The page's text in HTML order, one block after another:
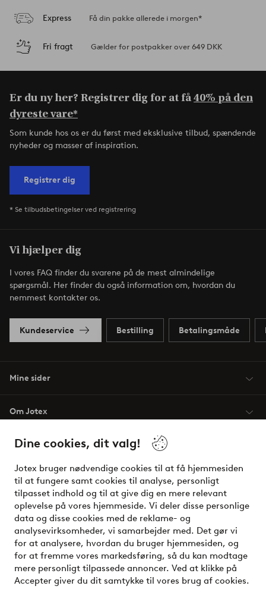
Dine cookies, dit valg!
Jotex bruger nødvendige cookies til at få hjemmesiden
til at fungere samt cookies til analyse, personligt
tilpasset indhold og til at give dig en mere relevant
oplevelse på vores hjemmeside. Vi deler disse personlige
data og disse cookies med de reklame- og
analysevirksomheder, vi samarbejder med. Det gør vi
for at analysere, hvordan du bruger hjemmesiden, og
for at fremme vores markedsføring, så du kan modtage
mere personligt tilpassede annoncer. Ved at klikke på
Accepter giver du dit samtykke til vores brug af cookies.
Express Få din pakke allerede i morgen*
Fri fragt Gælder for postpakker over 649 DKK
Er du ny her? Registrer dig for at få40% på den
dyreste vare*
Som kunde hos os er du først med eksklusive tilbud, spændende
nyheder og masser af inspiration.
Registrer dig
* Se tilbudsbetingelser ved registrering
Vi hjælper dig
I vores FAQ finder du svarene på de mest almindelige
spørgsmål. Her finder du også information om, hvordan du
nemmest kontakter os.
Kundeservice Bestilling Betalingsmåde
Mine sider
Om Jotex
Vilkår
Venner
Sikre betalinger - betal nu eller del op
Vil du vide mere om vores betalingsmuligheder?
elpy